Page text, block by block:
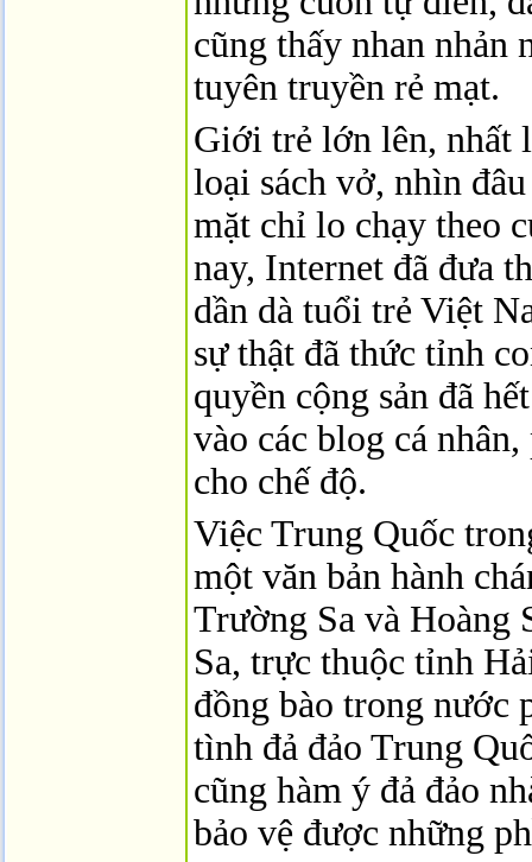
cũng thấy nhan nhản
tuyên truyền rẻ mạt.
Giới trẻ lớn lên, nhất
loại sách vở, nhìn
mặt chỉ lo chạy theo
nay, Internet đã đưa
dần dà tuổi trẻ Việt
sự thật đã thức tỉnh
quyền cộng sản đã
vào các blog cá
cho chế độ.
Việc Trung Quốc
một văn bản hành
Trường Sa và Hoàng
Sa, trực thuộc tỉnh
đồng bào trong nước
tình đả đảo Trung
cũng hàm ý đả đảo
bảo vệ được những